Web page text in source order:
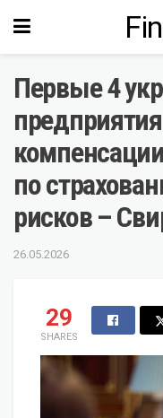
Первые 4
по
рисков –
26.05.2026
29
SHARES